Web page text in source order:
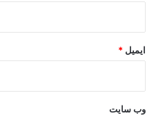
ایمیل *
وب‌ سایت